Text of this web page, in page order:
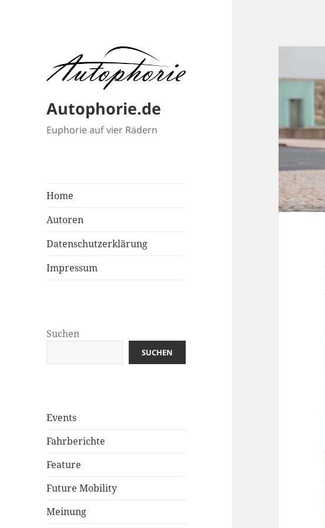
Autophorie.de
Euphorie auf vier Rädern
Home
Autoren
Datenschutzerklärung
Impressum
Suchen
SUCHEN
Events
Fahrberichte
Feature
Future Mobility
Meinung